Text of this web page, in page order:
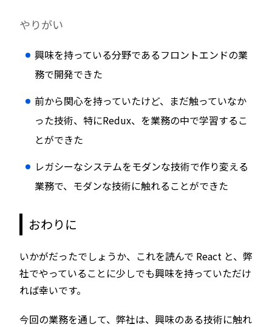
やりがい
興味を持っている分野であるフロントエンドの業
務で開発できた
前から関心を持っていたけど、まだ触っていなか
った技術、特にRedux、を業務の中で学習するこ
とができた
レガシーなシステムをモダンな技術で作り変える
業務で、モダンな技術に触れることができた
おわりに
いかがだったでしょうか、これを読んで React と、弊
社でやっていることに少しでも興味を持っていただけ
れば幸いです。
今回の業務を通して、弊社は、興味のある技術に触れ